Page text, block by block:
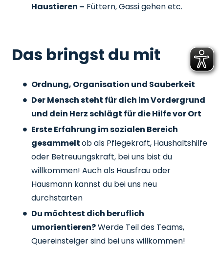
Haustieren – Füttern, Gassi gehen etc.
Das bringst du mit
Ordnung, Organisation und Sauberkeit
Der Mensch steht für dich im Vordergrund
und dein Herz schlägt für die Hilfe vor Ort
Erste Erfahrung im sozialen Bereich
gesammeltob als Pflegekraft, Haushaltshilfe
oder Betreuungskraft, bei uns bist du
willkommen! Auch als Hausfrau oder
Hausmann kannst du bei uns neu
durchstarten
Du möchtest dich beruflich
umorientieren?Werde Teil des Teams,
Quereinsteiger sind bei uns willkommen!